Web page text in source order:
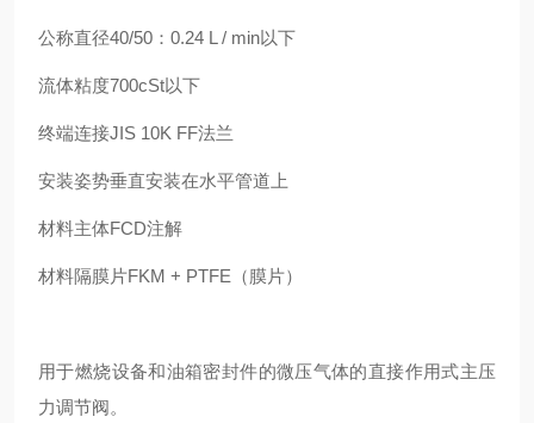
公称直径40/50：0.24 L / min以下
流体粘度700cSt以下
终端连接JIS 10K FF法兰
安装姿势垂直安装在水平管道上
材料主体FCD注解
材料隔膜片FKM + PTFE（膜片）
用于燃烧设备和油箱密封件的微压气体的直接作用式主压
力调节阀。